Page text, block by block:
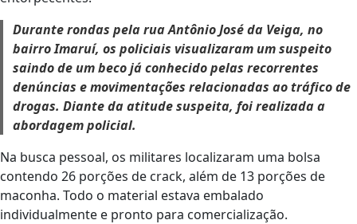
Durante rondas pela rua Antônio José da Veiga, no
bairro Imaruí, os policiais visualizaram um suspeito
saindo de um beco já conhecido pelas recorrentes
denúncias e movimentações relacionadas ao tráfico de
drogas. Diante da atitude suspeita, foi realizada a
abordagem policial.
Na busca pessoal, os militares localizaram uma bolsa
contendo 26 porções de crack, além de 13 porções de
maconha. Todo o material estava embalado
individualmente e pronto para comercialização.